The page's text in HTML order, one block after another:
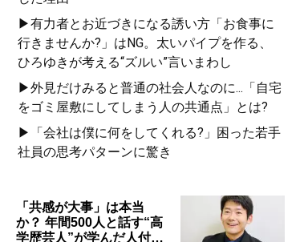
▶有力者とお近づきになる誘い方「お食事に
行きませんか?」はNG。太いパイプを作る、
ひろゆきが考える“ズルい”言いまわし
▶外見だけみると普通の社会人なのに...「自宅
をゴミ屋敷にしてしまう人の共通点」とは?
▶「会社は僕に何をしてくれる?」困った若手
社員の思考パターンに驚き
「共感が大事」は本当
か？ 年間500人と話す“高
学歴芸人”が学んだ人付…